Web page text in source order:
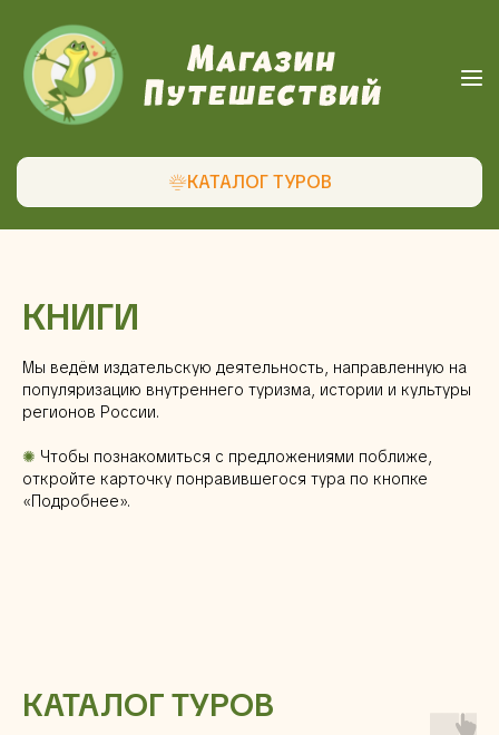
КАТАЛОГ ТУРОВ
КНИГИ
Мы ведём издательскую деятельность, направленную на
популяризацию внутреннего туризма, истории и культуры
регионов России.
✺ Чтобы познакомиться с предложениями поближе,
откройте карточку понравившегося тура по кнопке
«Подробнее».
КАТАЛОГ ТУРОВ